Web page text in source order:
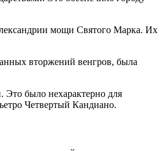
мощи Святого Марка. Их
вторжений венгров, была
было нехарактерно для
Четвертый Кандиано.